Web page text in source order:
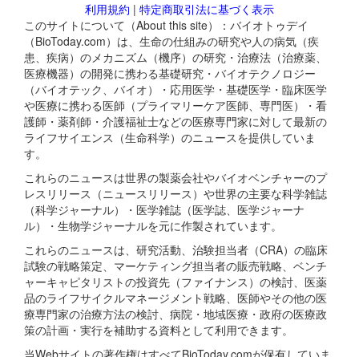
利用規約 | 特定商取引法に基づく表示
このサイトについて（About this site）：バイオトゥデイ
（BioToday.com）は、生命の仕組みの研究や人の病気（疾
患、疾病）のメカニズム（機序）の研究・治療法（治療薬、
医療機器）の開発に携わる基礎研究・バイオテクノロジー
（バイオテック、バイオ）・応用医学・基礎医学・臨床医学
や医療に携わる医師（プライマリーケア医師、専門医）・看
護師・薬剤師・介護福祉士などの医療専門家に対して最新の
ライフサイエンス（生命科学）のニュースを提供していま
す。
これらのニュースは世界の製薬会社やバイオベンチャーのプ
レスリリース（ニュースリリース）や世界の主要な科学雑誌
（科学ジャーナル）・医学雑誌（医学誌、医学ジャーナ
ル）・生物学ジャーナルを元に作製されています。
これらのニュースは、研究活動、治験担当者（CRA）の臨床
試験の戦略策定、マーケティング担当者の販売戦略、ベンチ
ャーキャピタリストの投資先（ファイナンス）の検討、医薬
品のライフサイクルマネージメント戦略、医師やその他の医
療専門家の治療方法の検討、病院・地域医療・政府の医療政
策の計画・実行を補助する資料として利用できます。